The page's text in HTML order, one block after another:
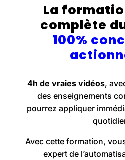
La
complète
100%
4h de vraies vidéos,
des enseignements
pourrez appliquer
Avec cette formation,
expert de